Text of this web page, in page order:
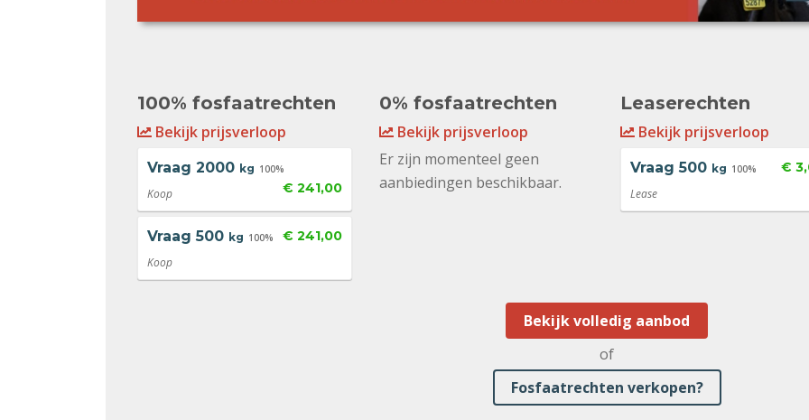
100% fosfaatrechten
Bekijk prijsverloop
Vraag 2000 kg 100%
€ 241,00
Koop
Vraag 500 kg 100% € 241,00
Koop
0% fosfaatrechten
Bekijk prijsverloop
Er zijn momenteel geen
aanbiedingen beschikbaar.
Leaserechten
Bekijk prijsverloop
Vraag 500 kg 100% €
Lease
Bekijk volledig aanbod
of
Fosfaatrechten verkopen?